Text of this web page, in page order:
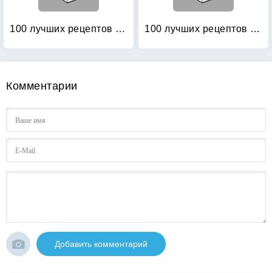
100 лучших рецептов салатов и закусок 100 лучших рецептов салатов на каждый день
Комментарии